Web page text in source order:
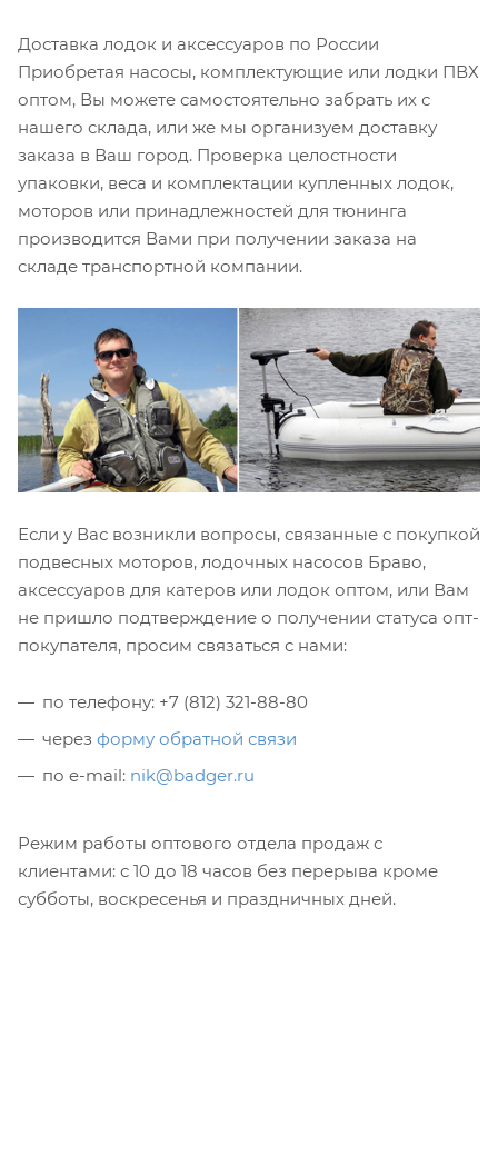
Доставка лодок и аксессуаров по России
Приобретая насосы, комплектующие или лодки ПВХ
оптом, Вы можете самостоятельно забрать их с
нашего склада, или же мы организуем доставку
заказа в Ваш город. Проверка целостности
упаковки, веса и комплектации купленных лодок,
моторов или принадлежностей для тюнинга
производится Вами при получении заказа на
складе транспортной компании.
Если у Вас возникли вопросы, связанные с покупкой
подвесных моторов, лодочных насосов Браво,
аксессуаров для катеров или лодок оптом, или Вам
не пришло подтверждение о получении статуса опт-
покупателя, просим связаться с нами:
по телефону: +7 (812) 321-88-80
через форму обратной связи
по e-mail: nik@badger.ru
Режим работы оптового отдела продаж с
клиентами: с 10 до 18 часов без перерыва кроме
субботы, воскресенья и праздничных дней.